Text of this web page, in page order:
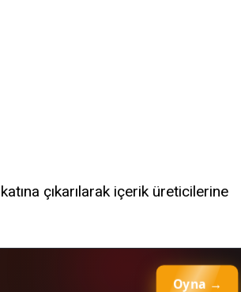
çıkarılarak içerik üreticilerine